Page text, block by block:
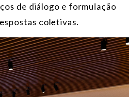
de diálogo e formulação
coletivas.